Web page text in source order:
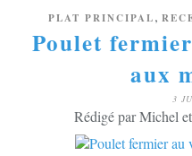
PLAT PRINCIPAL,
Poulet
aux
3
Rédigé par Michel